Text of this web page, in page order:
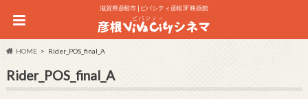
滋賀県彦根市 | ビバシティ彦根3F 映画館
HOME Rider_POS_final_A
Rider_POS_final_A